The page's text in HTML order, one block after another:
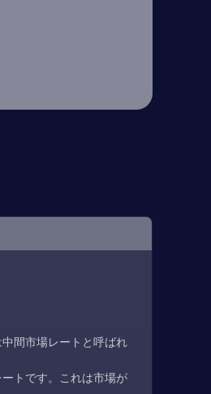
間市場レートと呼ばれ
トです。これは市場が